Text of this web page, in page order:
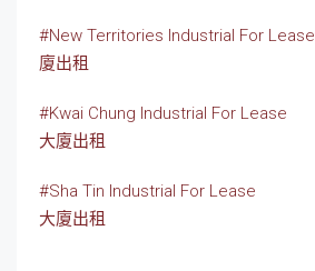
#New Territories Industrial For Lease
廈出租
#Kwai Chung Industrial For Lease
大廈出租
#Sha Tin Industrial For Lease
大廈出租